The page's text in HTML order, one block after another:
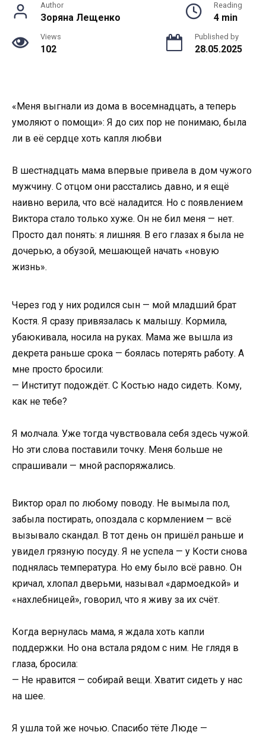
Author
Зоряна Лещенко
Reading
4 min
Views
102
Published by
28.05.2025
«Меня выгнали из дома в восемнадцать, а теперь
умоляют о помощи»: Я до сих пор не понимаю, была
ли в её сердце хоть капля любви
В шестнадцать мама впервые привела в дом чужого
мужчину. С отцом они расстались давно, и я ещё
наивно верила, что всё наладится. Но с появлением
Виктора стало только хуже. Он не бил меня — нет.
Просто дал понять: я лишняя. В его глазах я была не
дочерью, а обузой, мешающей начать «новую
жизнь».
Через год у них родился сын — мой младший брат
Костя. Я сразу привязалась к малышу. Кормила,
убаюкивала, носила на руках. Мама же вышла из
декрета раньше срока — боялась потерять работу. А
мне просто бросили:
— Институт подождёт. С Костью надо сидеть. Кому,
как не тебе?
Я молчала. Уже тогда чувствовала себя здесь чужой.
Но эти слова поставили точку. Меня больше не
спрашивали — мной распоряжались.
Виктор орал по любому поводу. Не вымыла пол,
забыла постирать, опоздала с кормлением — всё
вызывало скандал. В тот день он пришёл раньше и
увидел грязную посуду. Я не успела — у Кости снова
поднялась температура. Но ему было всё равно. Он
кричал, хлопал дверьми, называл «дармоедкой» и
«нахлебницей», говорил, что я живу за их счёт.
Когда вернулась мама, я ждала хоть капли
поддержки. Но она встала рядом с ним. Не глядя в
глаза, бросила:
— Не нравится — собирай вещи. Хватит сидеть у нас
на шее.
Я ушла той же ночью. Спасибо тёте Люде —